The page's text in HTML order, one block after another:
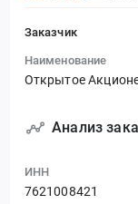
Заказчик
Наименование
Открытое
Анализ
ИНН
7621008421